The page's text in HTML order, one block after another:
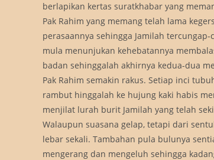
berlapikan kertas suratkhabar yang
Pak Rahim yang memang telah lama
perasaannya sehingga Jamilah
mula menunjukan kehebatannya
badan sehinggalah akhirnya kedua-dua
Pak Rahim semakin rakus. Setiap inci
rambut hinggalah ke hujung kaki habis
menjilat lurah burit Jamilah yang telah
Walaupun suasana gelap, tetapi dari
lebar sekali. Tambahan pula bulunya
mengerang dan mengeluh sehingga